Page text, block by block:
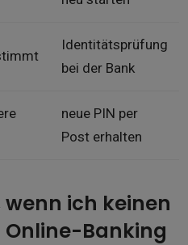
Identitätsprüfung
bei der Bank
neue PIN per
Post erhalten
ich keinen
Banking